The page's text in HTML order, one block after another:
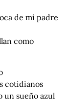
de mi padre
como
cotidianos
un sueño azul